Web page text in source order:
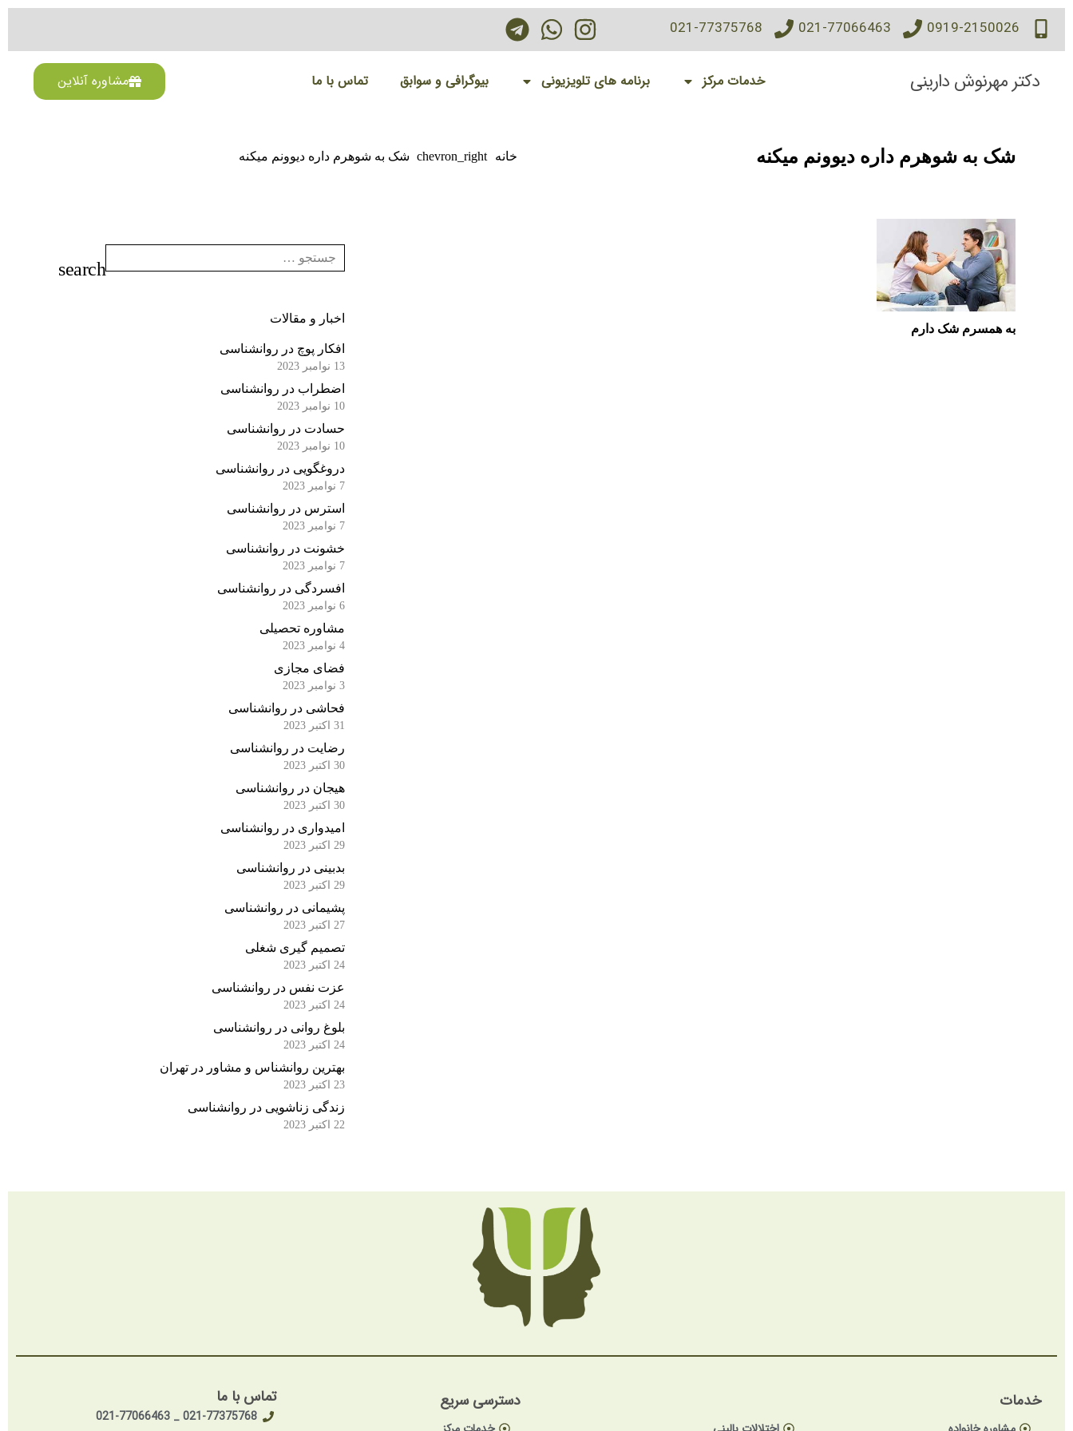
0919-2150026
021-77066463
021-77375768
دکتر مهرنوش دارینی خدمات مرکز برنامه های تلویزیونی بیوگرافی و سوابق تماس با ما مشاوره آنلاین
شک به شوهرم داره دیوونم میکنه خانه chevron_right شک به شوهرم داره دیوونم میکنه
به همسرم شک دارم
اخبار و مقالات
افکار پوچ در روانشناسی
13 نوامبر 2023
اضطراب در روانشناسی
10 نوامبر 2023
حسادت در روانشناسی
10 نوامبر 2023
دروغگویی در روانشناسی
7 نوامبر 2023
استرس در روانشناسی
7 نوامبر 2023
خشونت در روانشناسی
7 نوامبر 2023
افسردگی در روانشناسی
6 نوامبر 2023
مشاوره تحصیلی
4 نوامبر 2023
فضای مجازی
3 نوامبر 2023
فحاشی در روانشناسی
31 اکتبر 2023
رضایت در روانشناسی
30 اکتبر 2023
هیجان در روانشناسی
30 اکتبر 2023
امیدواری در روانشناسی
29 اکتبر 2023
بدبینی در روانشناسی
29 اکتبر 2023
پشیمانی در روانشناسی
27 اکتبر 2023
تصمیم گیری شغلی
24 اکتبر 2023
عزت نفس در روانشناسی
24 اکتبر 2023
بلوغ روانی در روانشناسی
24 اکتبر 2023
بهترین روانشناس و مشاور در تهران
23 اکتبر 2023
زندگی زناشویی در روانشناسی
22 اکتبر 2023
خدمات دسترسی سریع تماس با ما
021-77375768 _ 021-77066463